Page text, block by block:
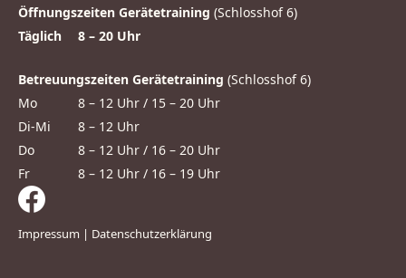
Öffnungszeiten Gerätetraining (Schlosshof 6)
Täglich
8 – 20 Uhr
Betreuungszeiten Gerätetraining (Schlosshof 6)
Mo
8 – 12 Uhr / 15 – 20 Uhr
Di-Mi
8 – 12 Uhr
Do
8 – 12 Uhr / 16 – 20 Uhr
Fr
8 – 12 Uhr / 16 – 19 Uhr
Impressum | Datenschutzerklärung